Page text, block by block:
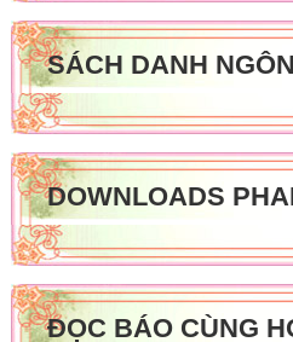
SÁCH DANH
DOWNLOADS
ĐỌC BÁO CÙNG